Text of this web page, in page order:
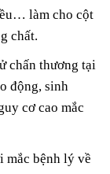
làm cho cột
chất.
chấn thương tại
động, sinh
cơ cao mắc
mắc bệnh lý về